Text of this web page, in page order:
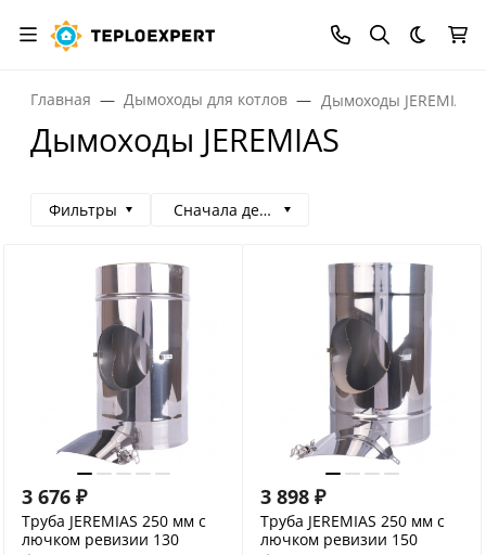
Темная
Главная Дымоходы для котлов Дымоходы JEREMIAS
Дымоходы JEREMIAS
Фильтры Сначала дешевые
3 676 ₽
Труба JEREMIAS 250 мм с
лючком ревизии 130
3 898 ₽
Труба JEREMIAS 250 мм с
лючком ревизии 150